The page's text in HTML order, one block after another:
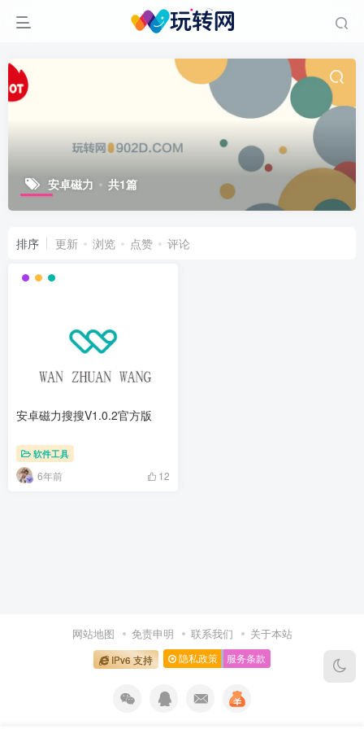
安卓磁力 共1篇
排序 更新 浏览 点赞 评论
安卓磁力搜搜V1.0.2官方版
软件工具
6年前 12
网站地图 免责申明 联系我们 关于本站
IPv6 支持 隐私政策 服务条款